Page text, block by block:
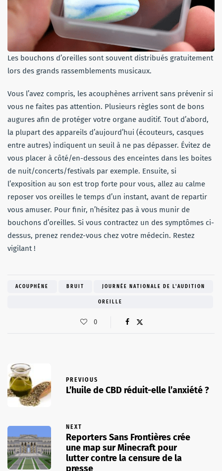
Les bouchons d’oreilles sont souvent distribués gratuitement
lors des grands rassemblements musicaux.
Vous l’avez compris, les acouphènes arrivent sans prévenir si
vous ne faites pas attention. Plusieurs règles sont de bons
augures afin de protéger votre organe auditif. Tout d’abord,
la plupart des appareils d’aujourd’hui (écouteurs, casques
entre autres) indiquent un seuil à ne pas dépasser. Évitez de
vous placer à côté/en-dessous des enceintes dans les boites
de nuit/concerts/festivals par exemple. Ensuite, si
l’exposition au son est trop forte pour vous, allez au calme
reposer vos oreilles le temps d’un instant, avant de repartir
vous amuser. Pour finir, n’hésitez pas à vous munir de
bouchons d’oreilles. Si vous contractez un des symptômes ci-
dessus, prenez rendez-vous chez votre médecin. Restez
vigilant !
ACOUPHÈNE BRUIT JOURNÉE NATIONALE DE L'AUDITION
OREILLE
0
PREVIOUS
L’huile de CBD réduit-elle l’anxiété ?
NEXT
Reporters Sans Frontières crée
une map sur Minecraft pour
lutter contre la censure de la
presse